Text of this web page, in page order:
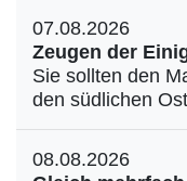
07.08.2026
Zeugen der
Sie sollten den
den südlichen
08.08.2026